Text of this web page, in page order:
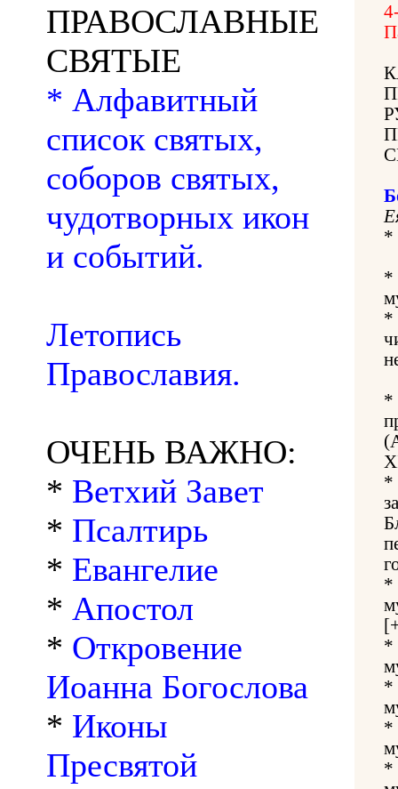
ПРАВОСЛАВНЫЕ
СВЯТЫЕ
* Алфавитный
список святых,
соборов святых,
чудотворных икон
и событий.
Летопись
Православия.
ОЧЕНЬ ВАЖНО:
* Ветхий Завет
* Псалтирь
* Евангелие
* Апостол
* Откровение
Иоанна Богослова
* Иконы
Пресвятой
*
*
*
*
*
*
*
*
*
*